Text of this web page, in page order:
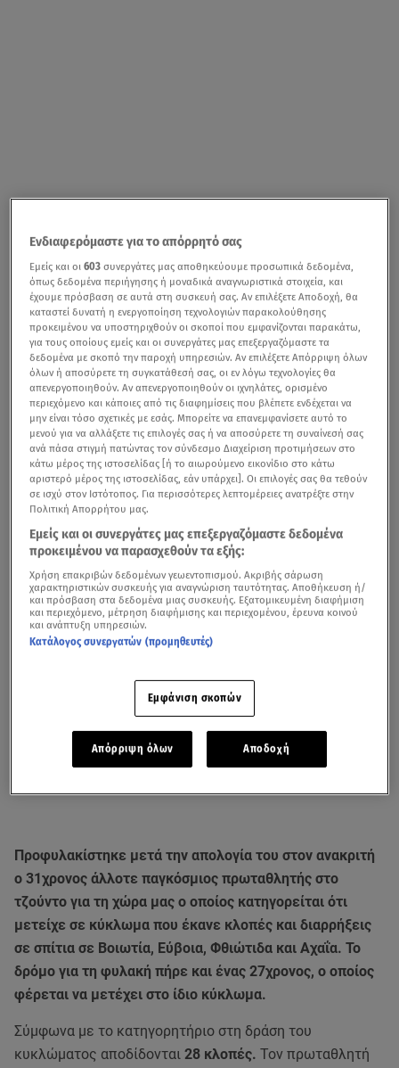
Προφυλακίστηκε μετά την απολογία του στον ανακριτή
ο 31χρονος άλλοτε παγκόσμιος πρωταθλητής στο
τζούντο για τη χώρα μας ο οποίος κατηγορείται ότι
μετείχε σε κύκλωμα που έκανε κλοπές και διαρρήξεις
σε σπίτια σε Βοιωτία, Εύβοια, Φθιώτιδα και Αχαΐα. Το
δρόμο για τη φυλακή πήρε και ένας 27χρονος, ο οποίος
φέρεται να μετέχει στο ίδιο κύκλωμα.
Σύμφωνα με το κατηγορητήριο στη δράση του
κυκλώματος αποδίδονται 28 κλοπές. Τον πρωταθλητή
Ενδιαφερόμαστε για το απόρρητό σας
Εμείς και οι603 συνεργάτες μας αποθηκεύουμε προσωπικά δεδομένα,
όπως δεδομένα περιήγησης ή μοναδικά αναγνωριστικά στοιχεία, και
έχουμε πρόσβαση σε αυτά στη συσκευή σας. Αν επιλέξετε Αποδοχή, θα
καταστεί δυνατή η ενεργοποίηση τεχνολογιών παρακολούθησης
προκειμένου να υποστηριχθούν οι σκοποί που εμφανίζονται παρακάτω,
για τους οποίους εμείς και οι συνεργάτες μας επεξεργαζόμαστε τα
δεδομένα με σκοπό την παροχή υπηρεσιών. Αν επιλέξετε Απόρριψη όλων
όλων ή αποσύρετε τη συγκατάθεσή σας, οι εν λόγω τεχνολογίες θα
απενεργοποιηθούν. Αν απενεργοποιηθούν οι ιχνηλάτες, ορισμένο
περιεχόμενο και κάποιες από τις διαφημίσεις που βλέπετε ενδέχεται να
μην είναι τόσο σχετικές με εσάς. Μπορείτε να επανεμφανίσετε αυτό το
μενού για να αλλάξετε τις επιλογές σας ή να αποσύρετε τη συναίνεσή σας
ανά πάσα στιγμή πατώντας τον σύνδεσμο Διαχείριση προτιμήσεων στο
κάτω μέρος της ιστοσελίδας [ή το αιωρούμενο εικονίδιο στο κάτω
αριστερό μέρος της ιστοσελίδας, εάν υπάρχει]. Οι επιλογές σας θα τεθούν
σε ισχύ στον Ιστότοπος. Για περισσότερες λεπτομέρειες ανατρέξτε στην
Πολιτική Απορρήτου μας.
Εμείς και οι συνεργάτες μας επεξεργαζόμαστε δεδομένα
προκειμένου να παρασχεθούν τα εξής:
Χρήση επακριβών δεδομένων γεωεντοπισμού. Ακριβής σάρωση
χαρακτηριστικών συσκευής για αναγνώριση ταυτότητας. Αποθήκευση ή/
και πρόσβαση στα δεδομένα μιας συσκευής. Εξατομικευμένη διαφήμιση
και περιεχόμενο, μέτρηση διαφήμισης και περιεχομένου, έρευνα κοινού
και ανάπτυξη υπηρεσιών.
Κατάλογος συνεργατών (προμηθευτές)
Εμφάνιση σκοπών
Απόρριψη όλων Αποδοχή